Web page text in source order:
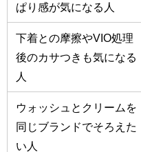
ぱり感が気になる人
下着との摩擦やVIO処理
後のカサつきも気になる
人
ウォッシュとクリームを
同じブランドでそろえた
い人